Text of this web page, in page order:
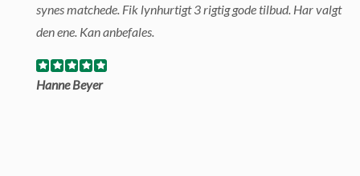
synes matchede. Fik lynhurtigt 3 rigtig gode tilbud. Har valgt
den ene. Kan anbefales.
Hanne Beyer